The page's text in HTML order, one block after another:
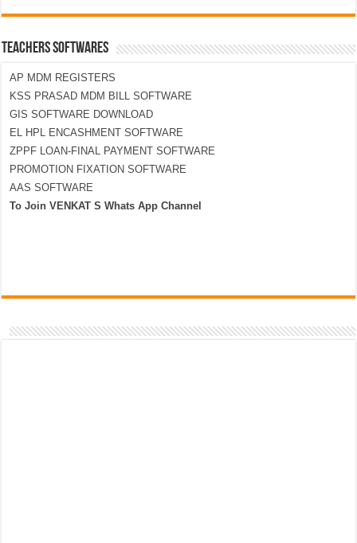
TEACHERS SOFTWARES
AP MDM REGISTERS
KSS PRASAD MDM BILL SOFTWARE
GIS SOFTWARE DOWNLOAD
EL HPL ENCASHMENT SOFTWARE
ZPPF LOAN-FINAL PAYMENT SOFTWARE
PROMOTION FIXATION SOFTWARE
AAS SOFTWARE
To Join VENKAT S Whats App Channel